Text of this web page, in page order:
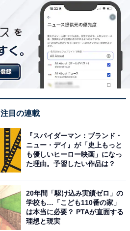
注目の連載
『スパイダーマン：ブランド・
ニュー・デイ』が「史上もっと
も優しいヒーロー映画」になっ
た理由。予習したい作品は？
20年間「駆け込み実績ゼロ」の
学校も…「こども110番の家」
は本当に必要？ PTAが直面する
理想と現実